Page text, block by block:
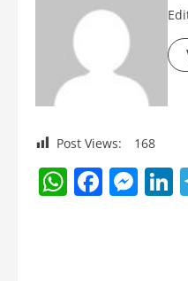
Post Views: 168